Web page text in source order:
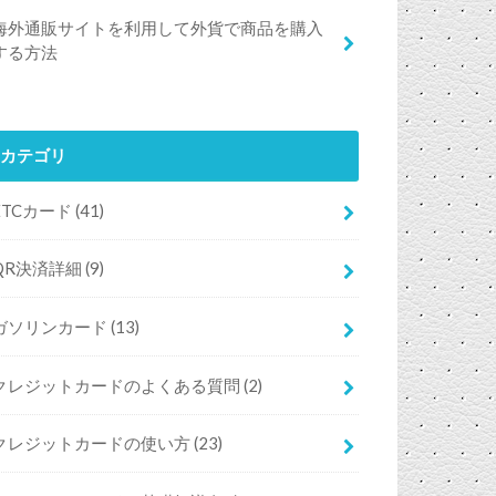
外通販サイトを利用して外貨で商品を購入
る方法
カテゴリ
カード(41)
決済詳細(9)
ソリンカード(13)
レジットカードのよくある質問(2)
レジットカードの使い方(23)